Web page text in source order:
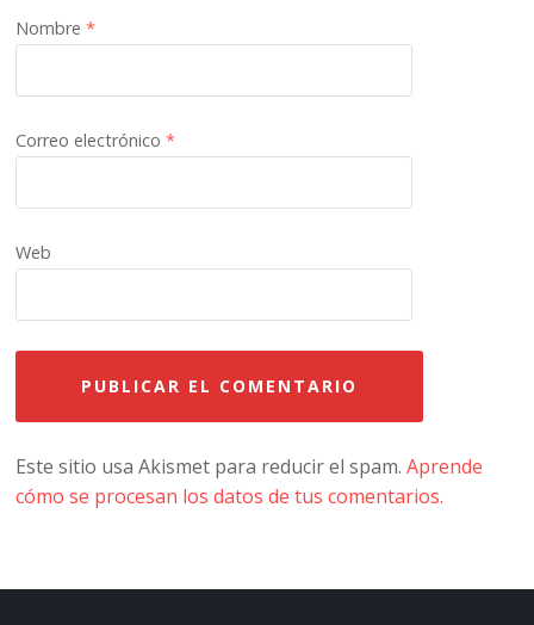
Nombre*
Correo electrónico*
Web
Este sitio usa Akismet para reducir el spam.Aprende
cómo se procesan los datos de tus comentarios.